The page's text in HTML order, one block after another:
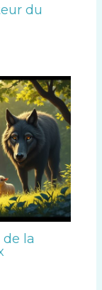
du
la